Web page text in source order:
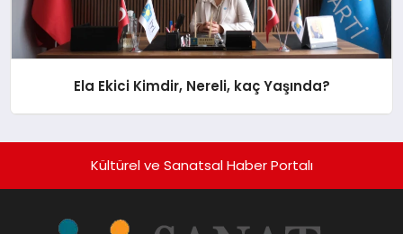
Ela Ekici Kimdir, Nereli, kaç Yaşında?
Kültürel ve Sanatsal Haber Portalı